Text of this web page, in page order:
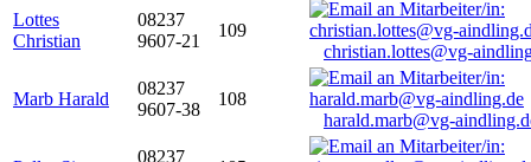
Lottes
Christian
08237
9607-21
109
christian.lottes@vg-
Marb Harald
08237
9607-38
108
harald.marb@vg-
08237